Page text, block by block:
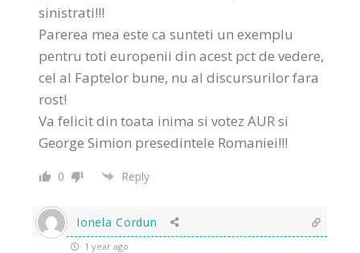
sinistrati!!!
Parerea mea este ca sunteti un exemplu
pentru toti europenii din acest pct de vedere,
cel al Faptelor bune, nu al discursurilor fara
rost!
Va felicit din toata inima si votez AUR si
George Simion presedintele Romaniei!!!
0 Reply
Ionela Cordun
1 year ago